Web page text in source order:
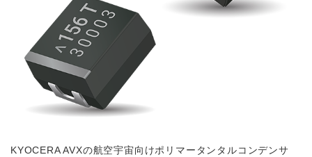
KYOCERA AVXの航空宇宙向けポリマータンタルコンデンサ